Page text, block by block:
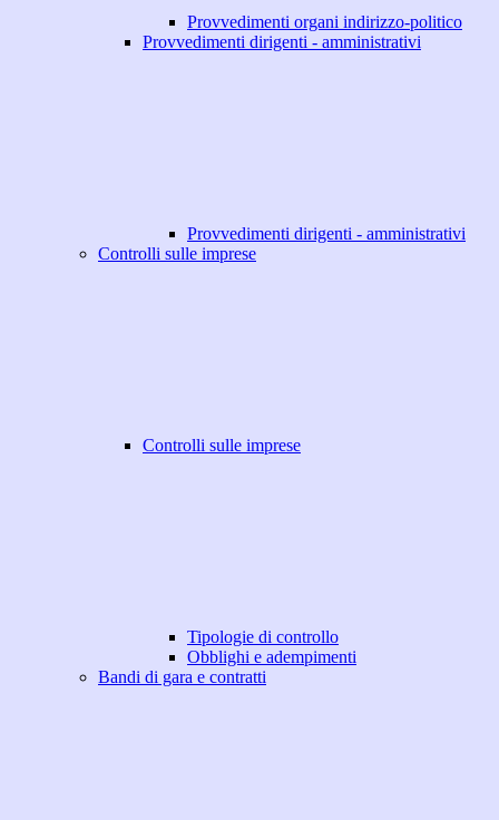
Provvedimenti organi indirizzo-politico
Provvedimenti dirigenti - amministrativi
Provvedimenti dirigenti - amministrativi
Controlli sulle imprese
Controlli sulle imprese
Tipologie di controllo
Obblighi e adempimenti
Bandi di gara e contratti